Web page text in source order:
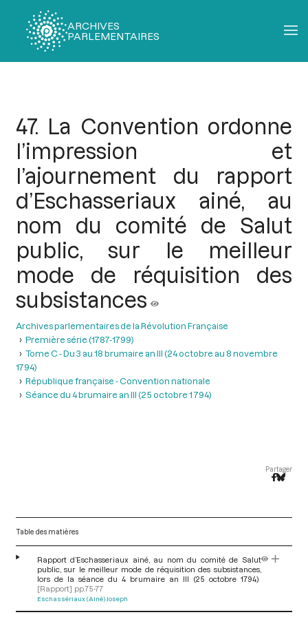
ARCHIVES
PARLEMENTAIRES
47. La Convention ordonne
l’impression et
l’ajournement du rapport
d’Eschasseriaux ainé, au
nom du comité de Salut
public, sur le meilleur
mode de réquisition des
subsistances
Archives parlementaires de la Révolution Française
Première série (1787-1799)
Tome C - Du 3 au 18 brumaire an III (24 octobre au 8 novembre
1794)
République française - Convention nationale
Séance du 4 brumaire an III (25 octobre 1 794)
Partager
Table des matières
Rapport d’Eschasseriaux ainé, au nom du comité de Salut
public, sur le meilleur mode de réquisition des subsistances,
lors de la séance du 4 brumaire an III (25 octobre 1794)
[Rapport] pp.75-77
Eschassériaux (Ainé) Joseph